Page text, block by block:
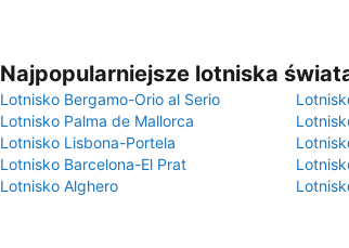
Najpopularniejsze lotniska
Lotnisko Bergamo-Orio al Serio
Lotnisko Palma de Mallorca
Lotnisko Lisbona-Portela
Lotnisko Barcelona-El Prat
Lotnisko Alghero